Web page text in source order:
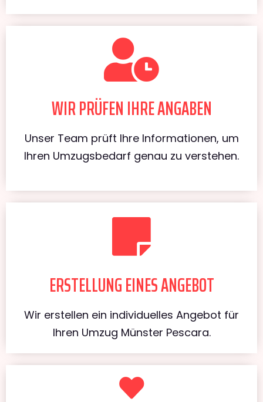
WIR PRÜFEN IHRE ANGABEN
Unser Team prüft Ihre Informationen, um
Ihren Umzugsbedarf genau zu verstehen.
ERSTELLUNG EINES ANGEBOT
Wir erstellen ein individuelles Angebot für
Ihren Umzug Münster Pescara.